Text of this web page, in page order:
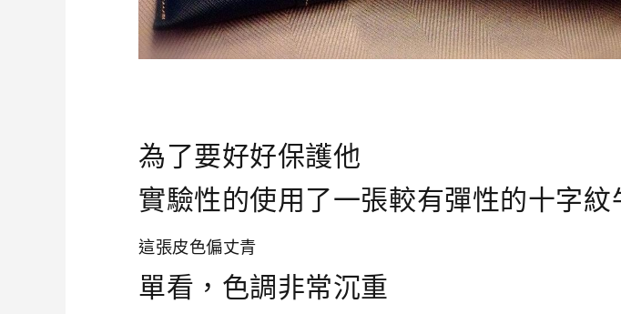
為了要好好保護他
實驗性的使用了一張較有彈性的十字紋
這張皮色偏丈青
單看，色調非常沉重